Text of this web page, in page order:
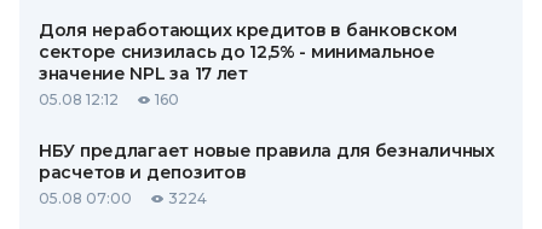
Доля неработающих кредитов в банковском
секторе снизилась до 12,5% - минимальное
значение NPL за 17 лет
05.08 12:12 160
НБУ предлагает новые правила для безналичных
расчетов и депозитов
05.08 07:00 3224